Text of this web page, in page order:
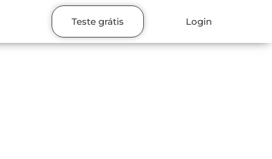
Teste grátis Login